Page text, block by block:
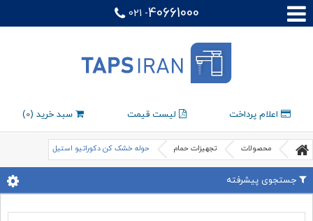
021 -40661000
اعلام پرداخت لیست قیمت سبد خرید (0
)
محصولات تجهیزات حمام حوله خشک کن دکوراتیو استیل
جستجوی پیشرفته